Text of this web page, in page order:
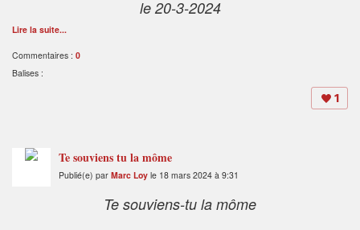
le 20-3-2024
Lire la suite...
Commentaires : 0
Balises :
1
Te souviens tu la môme
Publié(e) par Marc Loy le 18 mars 2024 à 9:31
Te souviens-tu la môme